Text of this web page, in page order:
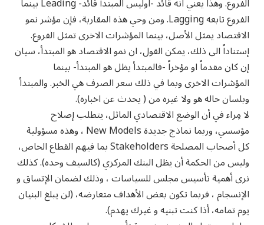
الفروع تابعه Lagging. ومن وحي هذه المقاربة، فإن مؤشر نمو
الاقتصاد يمثل الأصل، بينما المؤشرات الاخرى تمثل الفروع.
إستناداً الى ذلك، يمكن القول، ان نمو الاقتصاد هو المبتدأ، سيان
إن كان مقدماً او مؤخراً -فالمبتدأ يظل هو المبتدأ- بينما
المؤشرات الاخرى وبما في ذلك سعر الصرف هي الخبر. والمبتدأ
وبلسان حاله هو ولا غيره من ( يحدث عن اخباره).
لا مِراء في أن الوضع الاقتصادي الماثل، يتطلب إصلاح
مؤسسي، وربما نماذج جديدة New Models ، وهذه مسؤولية
كل أصحاب المصلحة Stakeholders بما فيهم القطاع الخاص،
وليس من الحكمة أن يظل البنك المركزي (كالسيف وحده). كذلك
نرى أهمية تأسيس مجلس للسياسات ، وذلك لضمان الإتساق و
الإنسجام ، فربما تكون بعض الأهداف متعارضه، (لن يبلغ البنيان
يوم تمامه، أذا كنت تبنيه و غيرك يهدم).